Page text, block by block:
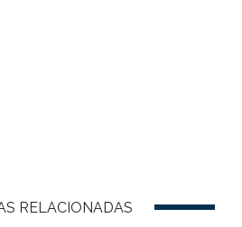
RELACIONADAS